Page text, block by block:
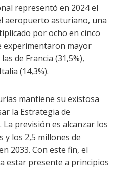
representó en 2024 el
aeropuerto asturiano, una
por ocho en cinco
experimentaron mayor
de Francia (31,5%),
(14,3%).
mantiene su existosa
la Estrategia de
La previsión es alcanzar los
y los 2,5 millones de
2033. Con este fin, el
estar presente a principios